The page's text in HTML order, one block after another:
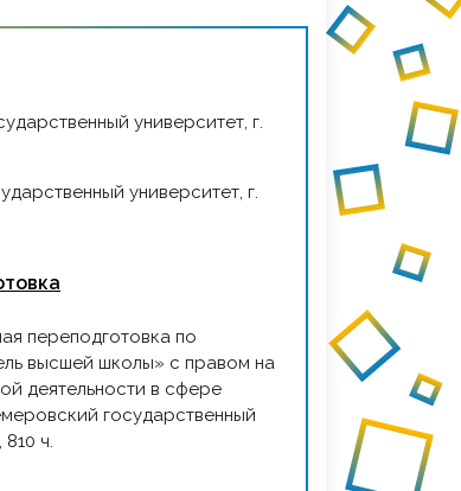
высшей школы» с правом на
деятельности в сфере
государственный
ч.